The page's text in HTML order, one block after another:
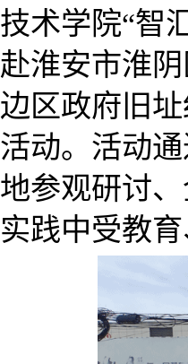
技术学院“智
赴淮安市淮
边区政府旧
活动。活动
地参观研讨
实践中受教育